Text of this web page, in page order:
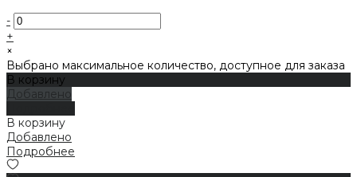
-
+
×
Выбрано максимальное количество, доступное для заказа
В корзину
Добавлено
В корзину
Добавлено
Подробнее